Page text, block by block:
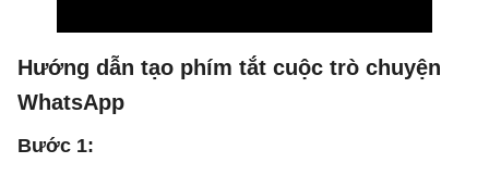
Hướng dẫn tạo phím tắt cuộc trò chuyện
WhatsApp
Bước 1: